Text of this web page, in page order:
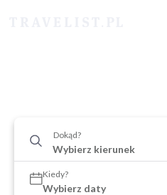
Dokąd?
Kiedy?
Wybierz daty